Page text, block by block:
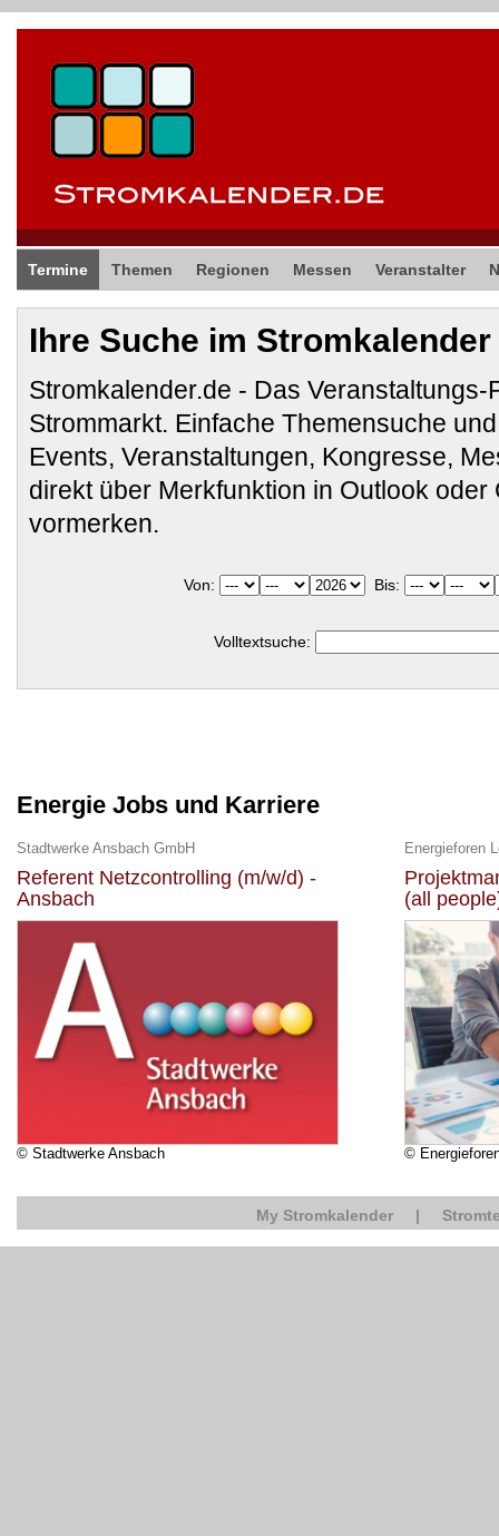
Termine Themen Regionen Messen Veranstalter
Ihre Suche im Stromkalender
Stromkalender.de - Das Veranstaltungs-
Strommarkt. Einfache Themensuche
Events, Veranstaltungen, Kongresse,
direkt über Merkfunktion in Outlook oder
vormerken.
Von: Bis:
Volltextsuche:
Energie Jobs und Karriere
Stadtwerke Ansbach GmbH
Referent Netzcontrolling (m/w/d) -
Ansbach
© Stadtwerke Ansbach
Energieforen
(all
©
My Stromkalender |